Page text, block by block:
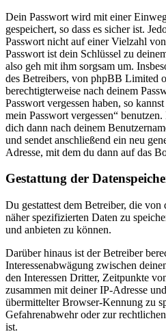
Dein Passwort wird mit einer
gespeichert, so dass es sicher ist.
Passwort nicht auf einer Vielzahl
Passwort ist dein Schlüssel zu
also geh mit ihm sorgsam um.
des Betreibers, von phpBB Limited
berechtigterweise nach deinem
Passwort vergessen haben, so
mein Passwort vergessen“
dich dann nach deinem
und sendet anschließend ein neu
Adresse, mit dem du dann auf das
Gestattung der
Du gestattest dem Betreiber, die von
näher spezifizierten Daten zu
und anbieten zu können.
Darüber hinaus ist der Betreiber
Interessenabwägung zwischen
den Interessen Dritter, Zeitpunkte
zusammen mit deiner IP-Adresse
übermittelter Browser-Kennung zu
Gefahrenabwehr oder zur
ist.